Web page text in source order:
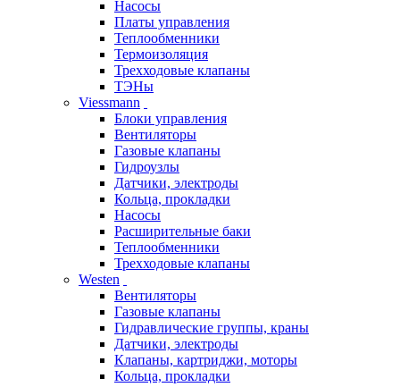
Насосы
Платы управления
Теплообменники
Термоизоляция
Трехходовые клапаны
ТЭНы
Viessmann
Блоки управления
Вентиляторы
Газовые клапаны
Гидроузлы
Датчики, электроды
Кольца, прокладки
Насосы
Расширительные баки
Теплообменники
Трехходовые клапаны
Westen
Вентиляторы
Газовые клапаны
Гидравлические группы, краны
Датчики, электроды
Клапаны, картриджи, моторы
Кольца, прокладки